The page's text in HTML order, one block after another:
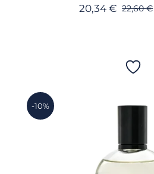
22,60€
20,34€
-10%